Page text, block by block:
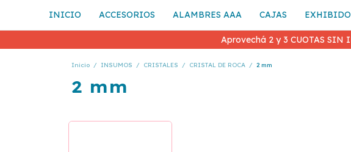
Aprovechá 2 y 3 CUOTAS SIN
INICIO ACCESORIOS ALAMBRES AAA CAJAS
Inicio / INSUMOS / CRISTALES / CRISTAL DE ROCA / 2 mm
2 mm